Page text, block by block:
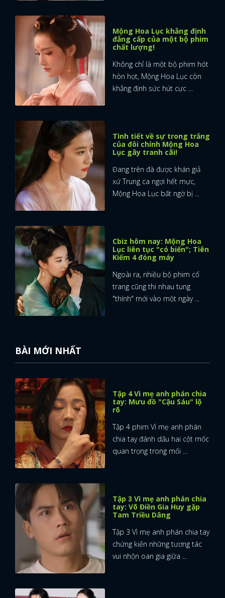
Mộng Hoa Lục khẳng định
đẳng cấp của một bộ phim
chất lượng!
Không chỉ là một bộ phim hót
hòn họt, Mộng Hoa Lục còn
khẳng định sức hút cực ...
Tình tiết về sự trong trắng
của đôi chính Mộng Hoa
Lục gây tranh cãi!
Đang trên đà được khán giả
xứ Trung ca ngợi hết mực,
Mộng Hoa Lục bất ngờ bị ...
Cbiz hôm nay: Mộng Hoa
Lục liên tục "có biến"; Tiên
Kiếm 4 đóng máy
Ngoài ra, nhiều bộ phim cổ
trang cũng thi nhau tung
"thính" mới vào một ngày ...
BÀI MỚI NHẤT
Tập 4 Vì mẹ anh phán chia
tay: Mưu đồ "Cậu Sáu" lộ
rõ
Tập 4 phim Vì mẹ anh phán
chia tay đánh dấu hai cột mốc
quan trọng trong mối ...
Tập 3 Vì mẹ anh phán chia
tay: Võ Điền Gia Huy gặp
Tam Triều Dâng
Tập 3 Vì mẹ anh phán chia tay
chứng kiến những tương tác
vui nhộn oan gia giữa ...